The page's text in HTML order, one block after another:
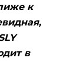
к
в